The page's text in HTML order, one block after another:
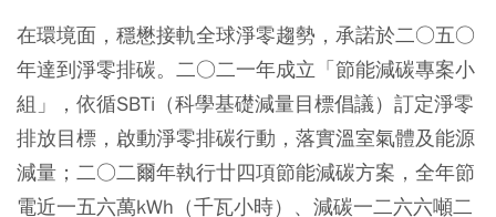
在環境面，穩懋接軌全球淨零趨勢，承諾於二○五○
年達到淨零排碳。二○二一年成立「節能減碳專案小
組」，依循SBTi（科學基礎減量目標倡議）訂定淨零
排放目標，啟動淨零排碳行動，落實溫室氣體及能源
減量；二○二爾年執行廿四項節能減碳方案，全年節
電近一五六萬kWh（千瓦小時）、減碳一二六六噸二